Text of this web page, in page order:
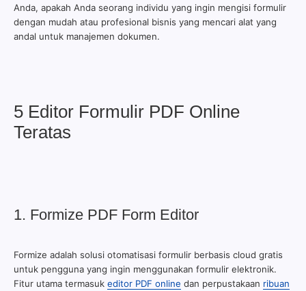
Anda, apakah Anda seorang individu yang ingin mengisi formulir
dengan mudah atau profesional bisnis yang mencari alat yang
andal untuk manajemen dokumen.
5 Editor Formulir PDF Online
Teratas
1. Formize PDF Form Editor
Formize adalah solusi otomatisasi formulir berbasis cloud gratis
untuk pengguna yang ingin menggunakan formulir elektronik.
Fitur utama termasuk editor PDF online dan perpustakaan ribuan